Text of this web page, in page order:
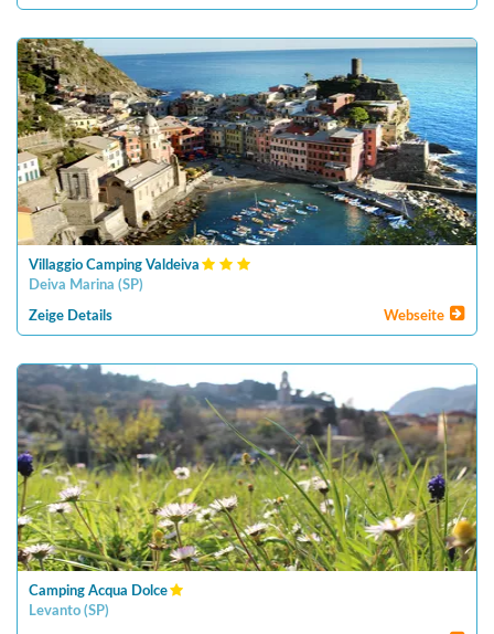
Villaggio Camping Valdeiva
Deiva Marina (SP)
Zeige Details Webseite
Camping Acqua Dolce
Levanto (SP)